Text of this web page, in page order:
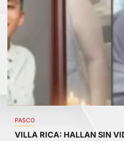
PASCO
VILLA RICA: HALLAN SIN